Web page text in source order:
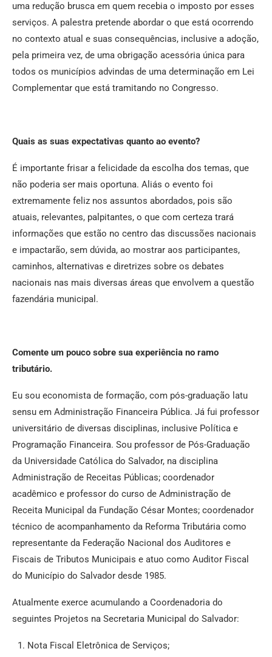
uma redução brusca em quem recebia o imposto por esses
serviços. A palestra pretende abordar o que está ocorrendo
no contexto atual e suas consequências, inclusive a adoção,
pela primeira vez, de uma obrigação acessória única para
todos os municípios advindas de uma determinação em Lei
Complementar que está tramitando no Congresso.
Quais as suas expectativas quanto ao evento?
É importante frisar a felicidade da escolha dos temas, que
não poderia ser mais oportuna. Aliás o evento foi
extremamente feliz nos assuntos abordados, pois são
atuais, relevantes, palpitantes, o que com certeza trará
informações que estão no centro das discussões nacionais
e impactarão, sem dúvida, ao mostrar aos participantes,
caminhos, alternativas e diretrizes sobre os debates
nacionais nas mais diversas áreas que envolvem a questão
fazendária municipal.
Comente um pouco sobre sua experiência no ramo
tributário.
Eu sou economista de formação, com pós-graduação latu
sensu em Administração Financeira Pública. Já fui professor
universitário de diversas disciplinas, inclusive Política e
Programação Financeira. Sou professor de Pós-Graduação
da Universidade Católica do Salvador, na disciplina
Administração de Receitas Públicas; coordenador
acadêmico e professor do curso de Administração de
Receita Municipal da Fundação César Montes; coordenador
técnico de acompanhamento da Reforma Tributária como
representante da Federação Nacional dos Auditores e
Fiscais de Tributos Municipais e atuo como Auditor Fiscal
do Município do Salvador desde 1985.
Atualmente exerce acumulando a Coordenadoria do
seguintes Projetos na Secretaria Municipal do Salvador:
Nota Fiscal Eletrônica de Serviços;